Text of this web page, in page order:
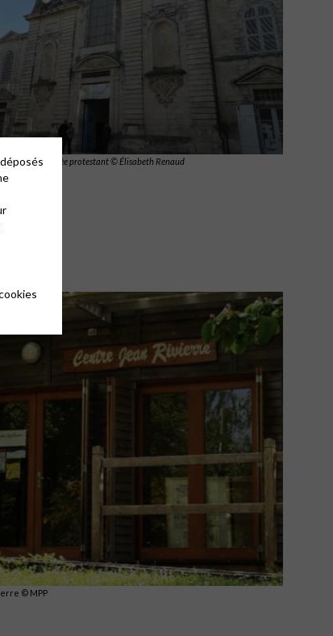
abrite le musée protestant © Élisabeth Renaud
© MPP